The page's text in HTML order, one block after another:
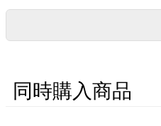
同時購入商品